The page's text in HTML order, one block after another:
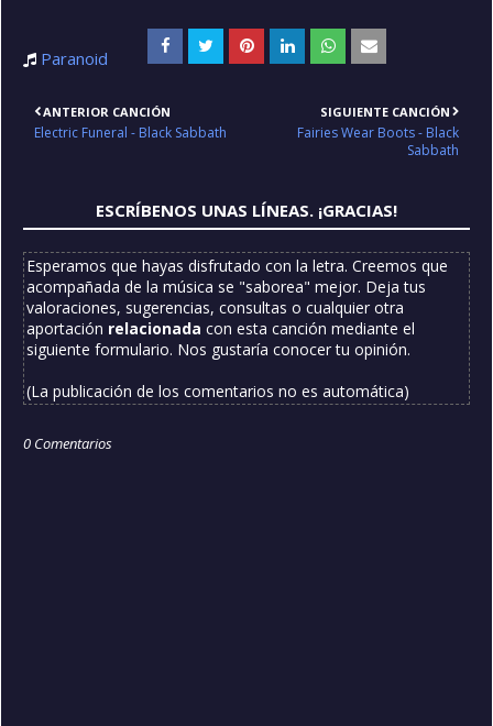
Paranoid
ANTERIOR CANCIÓN
Electric Funeral - Black Sabbath
SIGUIENTE CANCIÓN
Fairies Wear Boots - Black
Sabbath
ESCRÍBENOS UNAS LÍNEAS. ¡GRACIAS!
Esperamos que hayas disfrutado con la letra. Creemos que
acompañada de la música se "saborea" mejor. Deja tus
valoraciones, sugerencias, consultas o cualquier otra
aportación relacionada con esta canción mediante el
siguiente formulario. Nos gustaría conocer tu opinión.
(La publicación de los comentarios no es automática)
0 Comentarios